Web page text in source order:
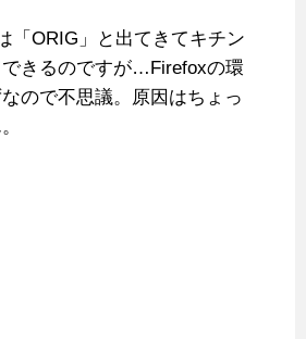
「ORIG」と出てきてキチン
できるのですが…Firefoxの環
ので不思議。原因はちょっ